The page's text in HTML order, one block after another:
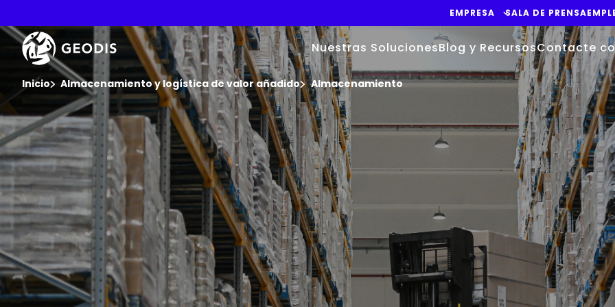
main
content
EMPRESA SALA DE PRENSA
Nuestras SolucionesBlog y RecursosContacte
You are here :
Inicio Almacenamiento y logística de valor añadido Almacenamiento
Keepeek